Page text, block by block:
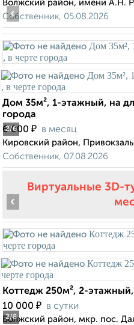
Волжский район, имени А.Н.
Собственник, 05.08.2026
2/6
‹
Дом 35м², 1-этажный, на
города
6 000 ₽ в месяц
Кировский район,
Собственник, 07.08.2026
Виртуальные 3D-
2/8
‹
Коттедж 250м², 2-
10 000 ₽ в сутки
Волжский район, мкр. пос.